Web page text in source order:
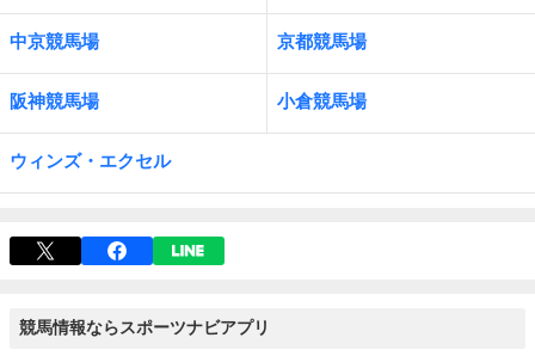
中京競馬場 京都競馬場
阪神競馬場 小倉競馬場
ウィンズ・エクセル
競馬情報ならスポーツナビアプリ